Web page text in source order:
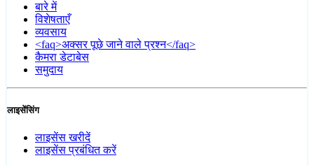
बारे में
विशेषताएँ
व्यवसाय
<faq>अक्सर पूछे जाने वाले प्रश्न</faq>
कैमरा डेटाबेस
समुदाय
लाइसेंसिंग
लाइसेंस खरीदें
लाइसेंस प्रबंधित करें